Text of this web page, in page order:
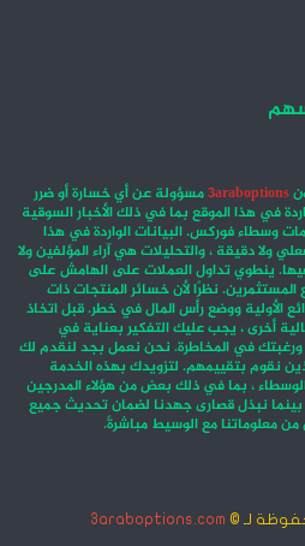
3araboptionsمسؤولة عن أي خسارة أو ضرر
في هذا الموقع بما في ذلك الأخبار السوقية
وسطاء فوركس. البيانات الواردة في هذا
ولا دقيقة ، والتحليلات هي آراء المؤلفين ولا
ينطوي تداول العملات على الهامش على
نظرًا لأن خسائر المنتجات ذات
الأولية ووضع رأس المال في خطر. قبل اتخاذ
أخرى ، يجب عليك التفكير بعناية في
ورغبتك في المخاطرة. نحن نعمل بجد لنقدم لك
نقوم بتقييمهم. لتزويدك بهذه الخدمة
، بما في ذلك بعض من هؤلاء المدرجين
نبذل قصارى جهدنا لضمان تحديث جميع
معلوماتنا مع الوسيط مباشرةً.
لـ © 3araboptions.com